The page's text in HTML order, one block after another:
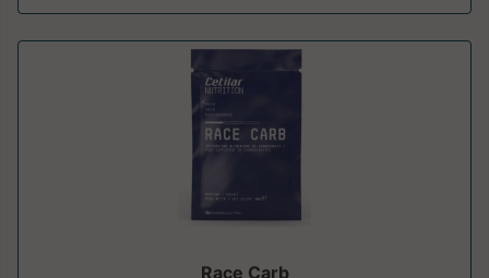
Race Carb